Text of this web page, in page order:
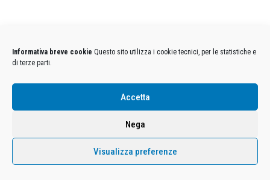
Informativa breve cookie Questo sito utilizza i cookie tecnici, per le statistiche e
di terze parti.
Accetta
Nega
Visualizza preferenze